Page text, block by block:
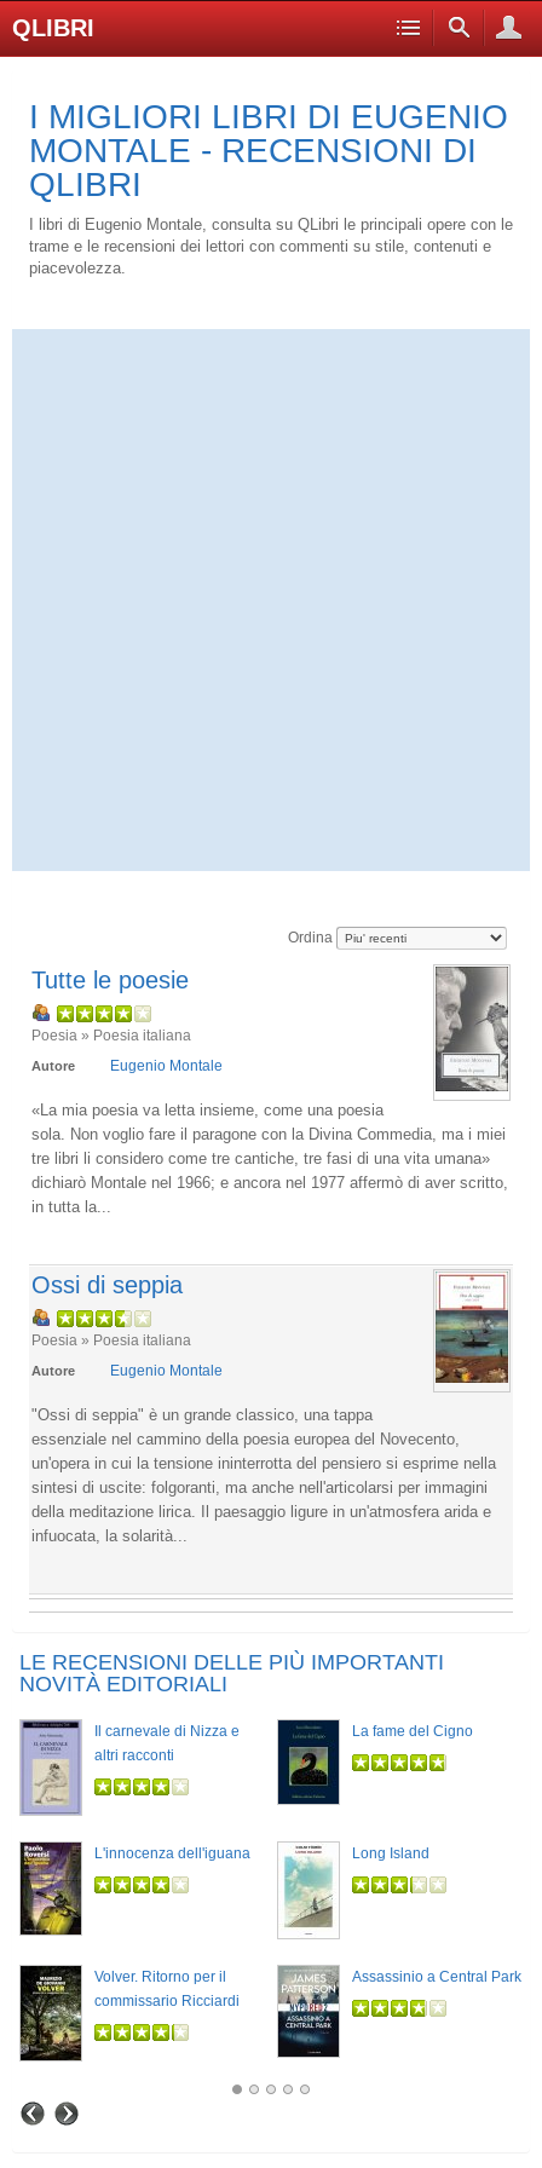
QLIBRI
I MIGLIORI LIBRI DI EUGENIO
MONTALE - RECENSIONI DI
QLIBRI
I libri di Eugenio Montale, consulta su QLibri le principali opere con le
trame e le recensioni dei lettori con commenti su stile, contenuti e
piacevolezza.
Ordina
Tutte le poesie
Poesia » Poesia italiana
Autore Eugenio Montale
«La mia poesia va letta insieme, come una poesia
sola. Non voglio fare il paragone con la Divina Commedia, ma i miei
tre libri li considero come tre cantiche, tre fasi di una vita umana»
dichiarò Montale nel 1966; e ancora nel 1977 affermò di aver scritto,
in tutta la...
Ossi di seppia
Poesia » Poesia italiana
Autore Eugenio Montale
"Ossi di seppia" è un grande classico, una tappa
essenziale nel cammino della poesia europea del Novecento,
un'opera in cui la tensione ininterrotta del pensiero si esprime nella
sintesi di uscite: folgoranti, ma anche nell'articolarsi per immagini
della meditazione lirica. Il paesaggio ligure in un'atmosfera arida e
infuocata, la solarità...
LE RECENSIONI DELLE PIÙ IMPORTANTI
NOVITÀ EDITORIALI
Il carnevale di Nizza e
altri racconti
La fame del Cigno
L'innocenza dell'iguana Long Island
Volver. Ritorno per il
commissario Ricciardi
Assassinio a Central Park